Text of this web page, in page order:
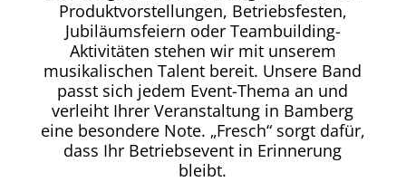
Produktvorstellungen, Betriebsfesten,
Jubiläumsfeiern oder Teambuilding-
Aktivitäten stehen wir mit unserem
musikalischen Talent bereit. Unsere Band
passt sich jedem Event-Thema an und
verleiht Ihrer Veranstaltung in Bamberg
eine besondere Note. „Fresch“ sorgt dafür,
dass Ihr Betriebsevent in Erinnerung
bleibt.